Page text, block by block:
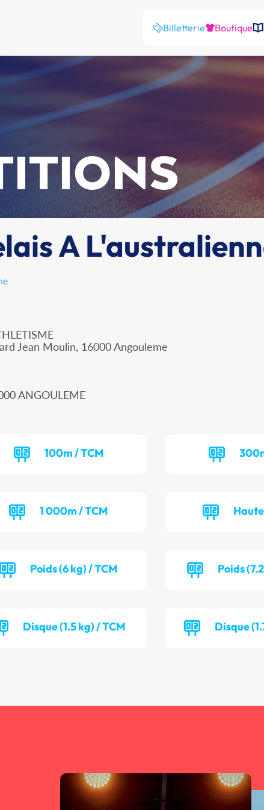
Billetterie Boutique
A
Jean Moulin, 16000 Angouleme
ANGOULEME
100m / TCM
1 000m / TCM
Poids (6 kg) / TCM Poids
Disque (1.5 kg) / TCM Disque